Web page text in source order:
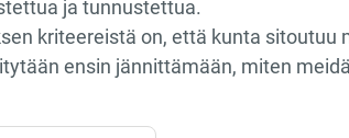
ja tunnustettua.
kriteereistä on, että kunta
ensin jännittämään, miten